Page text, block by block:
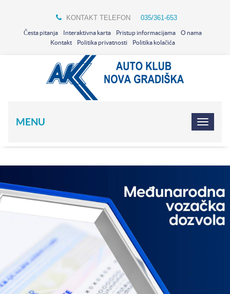
KONTAKT TELEFON 035/361-653
Česta pitanja Interaktivna karta Pristup informacijama
O nama
Kontakt
Politika privatnosti Politika kolačića
MENU